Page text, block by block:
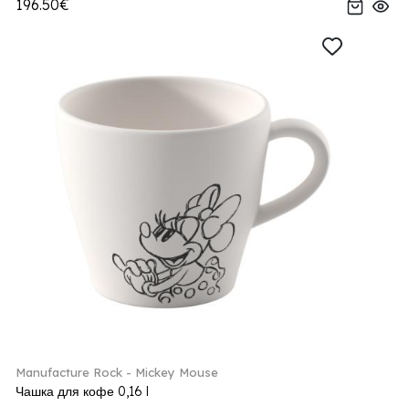
196.50€
Manufacture Rock - Mickey Mouse
Чашка для кофе 0,16 l